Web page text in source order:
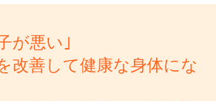
が悪い｣
改善して健康な身体にな